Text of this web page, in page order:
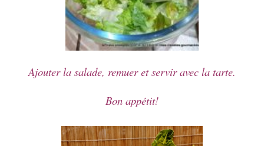
Ajouter la salade, remuer et servir avec la tarte.
Bon appétit!